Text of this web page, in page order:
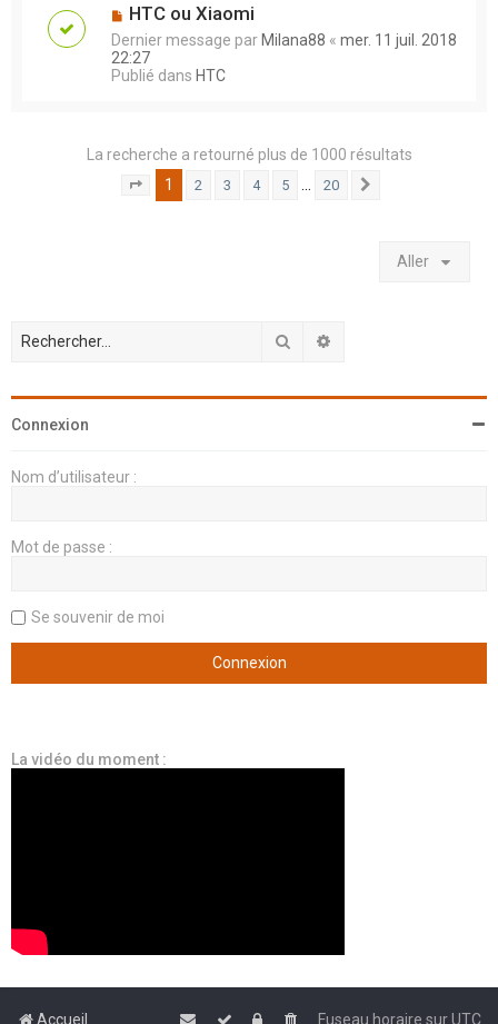
HTC ou Xiaomi
Dernier message parMilana88 « mer. 11 juil. 2018
22:27
Publié dans HTC
La recherche a retourné plus de 1000 résultats
Page sur 20
1 2 3 4 5 20
Aller
Rechercher
Connexion
Nom d’utilisateur :
Mot de passe :
Se souvenir de moi
La vidéo du moment :
Accueil Fuseau horaire surUTC